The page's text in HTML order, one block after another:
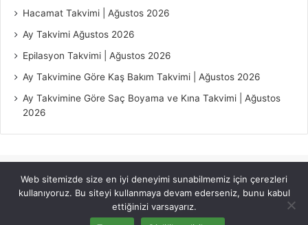
Hacamat Takvimi | Ağustos 2026
Ay Takvimi Ağustos 2026
Epilasyon Takvimi | Ağustos 2026
Ay Takvimine Göre Kaş Bakım Takvimi | Ağustos 2026
Ay Takvimine Göre Saç Boyama ve Kına Takvimi | Ağustos
2026
© Copyright 2026, All Rights Reserved |
Jannah Theme by
TieLabs
Web sitemizde size en iyi deneyimi sunabilmemiz için çerezleri
kullanıyoruz. Bu siteyi kullanmaya devam ederseniz, bunu kabul
ettiğinizi varsayarız.